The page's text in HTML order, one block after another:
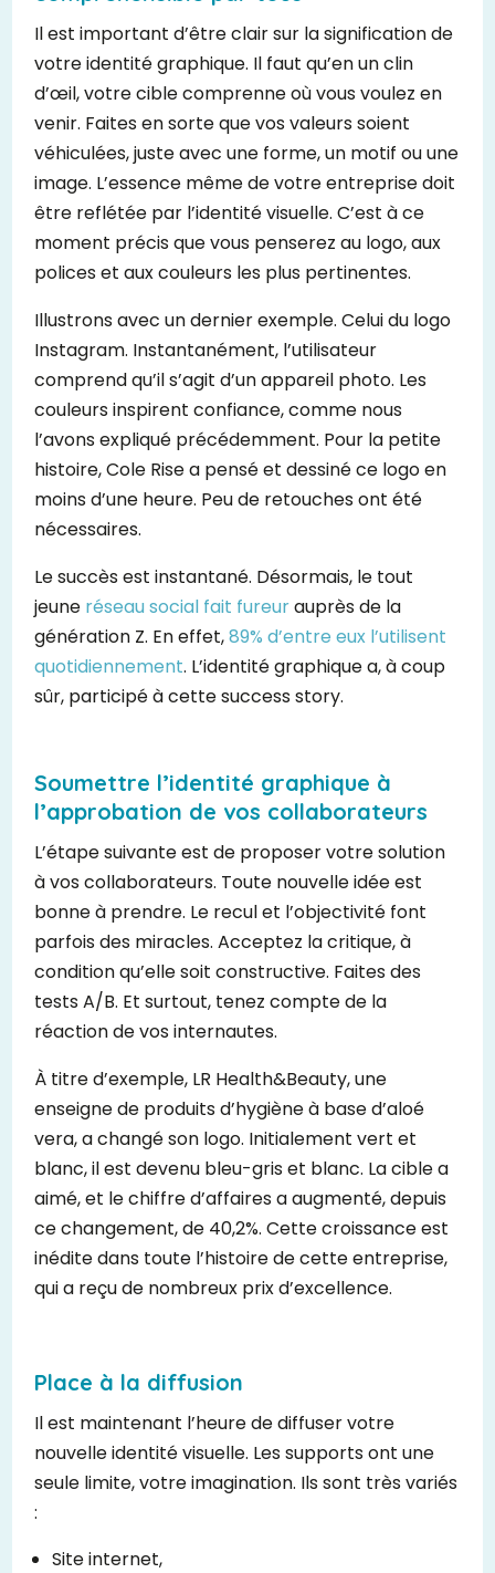
Il est important d’être clair sur la signification de
votre identité graphique. Il faut qu’en un clin
d’œil, votre cible comprenne où vous voulez en
venir. Faites en sorte que vos valeurs soient
véhiculées, juste avec une forme, un motif ou une
image. L’essence même de votre entreprise doit
être reflétée par l’identité visuelle. C’est à ce
moment précis que vous penserez au logo, aux
polices et aux couleurs les plus pertinentes.
Illustrons avec un dernier exemple. Celui du logo
Instagram. Instantanément, l’utilisateur
comprend qu’il s’agit d’un appareil photo. Les
couleurs inspirent confiance, comme nous
l’avons expliqué précédemment. Pour la petite
histoire, Cole Rise a pensé et dessiné ce logo en
moins d’une heure. Peu de retouches ont été
nécessaires.
Le succès est instantané. Désormais, le tout
jeune réseau social fait fureurauprès de la
génération Z. En effet,89% d’entre eux l’utilisent
quotidiennement. L’identité graphique a, à coup
sûr, participé à cette success story.
Soumettre l’identité graphique à
l’approbation de vos collaborateurs
L’étape suivante est de proposer votre solution
à vos collaborateurs. Toute nouvelle idée est
bonne à prendre. Le recul et l’objectivité font
parfois des miracles. Acceptez la critique, à
condition qu’elle soit constructive. Faites des
tests A/B. Et surtout, tenez compte de la
réaction de vos internautes.
À titre d’exemple, LR Health&Beauty, une
enseigne de produits d’hygiène à base d’aloé
vera, a changé son logo. Initialement vert et
blanc, il est devenu bleu-gris et blanc. La cible a
aimé, et le chiffre d’affaires a augmenté, depuis
ce changement, de 40,2%. Cette croissance est
inédite dans toute l’histoire de cette entreprise,
qui a reçu de nombreux prix d’excellence.
Place à la diffusion
Il est maintenant l’heure de diffuser votre
nouvelle identité visuelle. Les supports ont une
seule limite, votre imagination. Ils sont très variés
:
Site internet,